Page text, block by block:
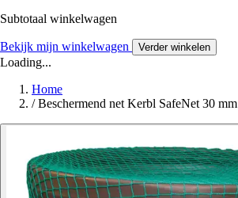
Subtotaal winkelwagen
Bekijk mijn winkelwagen Verder winkelen
Loading...
Home
/ Beschermend net Kerbl SafeNet 30 mm